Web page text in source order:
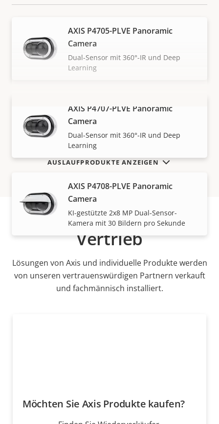
MEHR ANZEIGEN
AXIS P4705-PLVE Panoramic
Camera
Dual-Sensor mit 360°-IR und Deep
Learning
AXIS P4707-PLVE Panoramic
Camera
Dual-Sensor mit 360°-IR und Deep
Learning
AXIS P4708-PLVE Panoramic
Camera
KI-gestützte 2x8 MP Dual-Sensor-
Kamera mit 30 Bildern pro Sekunde
AUSLAUFPRODUKTE ANZEIGEN
Vertrieb
Lösungen von Axis und individuelle Produkte werden
von unseren vertrauenswürdigen Partnern verkauft
und fachmännisch installiert.
Möchten Sie Axis Produkte kaufen?